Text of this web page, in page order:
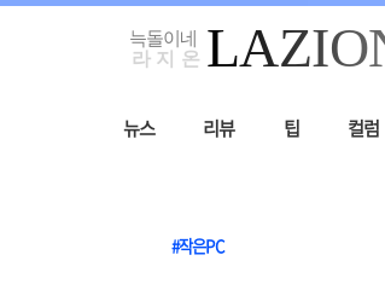
뉴스 리뷰 팁 컬럼
#작은PC